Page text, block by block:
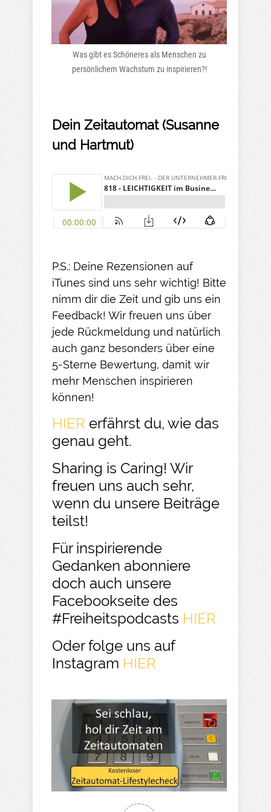
Was gibt es Schöneres als Menschen zu
persönlichem Wachstum zu inspirieren?!
Dein Zeitautomat (Susanne
und Hartmut)
P.S.: Deine Rezensionen auf
iTunes sind uns sehr wichtig! Bitte
nimm dir die Zeit und gib uns ein
Feedback! Wir freuen uns über
jede Rückmeldung und natürlich
auch ganz besonders über eine
5-Sterne Bewertung, damit wir
mehr Menschen inspirieren
können!
HIER erfährst du, wie das
genau geht.
Sharing is Caring! Wir
freuen uns auch sehr,
wenn du unsere Beiträge
teilst!
Für inspirierende
Gedanken abonniere
doch auch unsere
Facebookseite des
#Freiheitspodcasts HIER
Oder folge uns auf
Instagram HIER